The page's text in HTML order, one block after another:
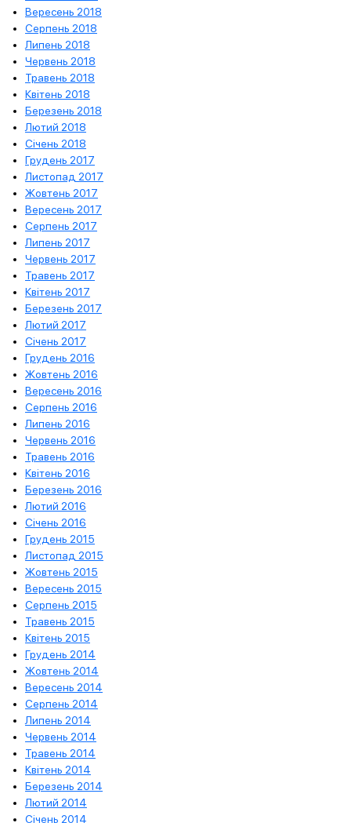
Вересень 2018
Серпень 2018
Липень 2018
Червень 2018
Травень 2018
Квітень 2018
Березень 2018
Лютий 2018
Січень 2018
Грудень 2017
Листопад 2017
Жовтень 2017
Вересень 2017
Серпень 2017
Липень 2017
Червень 2017
Травень 2017
Квітень 2017
Березень 2017
Лютий 2017
Січень 2017
Грудень 2016
Жовтень 2016
Вересень 2016
Серпень 2016
Липень 2016
Червень 2016
Травень 2016
Квітень 2016
Березень 2016
Лютий 2016
Січень 2016
Грудень 2015
Листопад 2015
Жовтень 2015
Вересень 2015
Серпень 2015
Травень 2015
Квітень 2015
Грудень 2014
Жовтень 2014
Вересень 2014
Серпень 2014
Липень 2014
Червень 2014
Травень 2014
Квітень 2014
Березень 2014
Лютий 2014
Січень 2014